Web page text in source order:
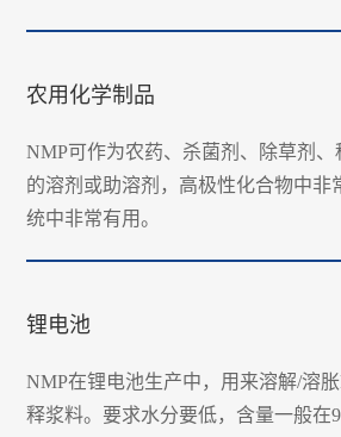
农用化学制品
NMP可作为农药、杀菌剂、除草剂
的溶剂或助溶剂，高极性化合物中非
统中非常有用。
锂电池
NMP在锂电池生产中，用来溶解/溶
释浆料。要求水分要低，含量一般在